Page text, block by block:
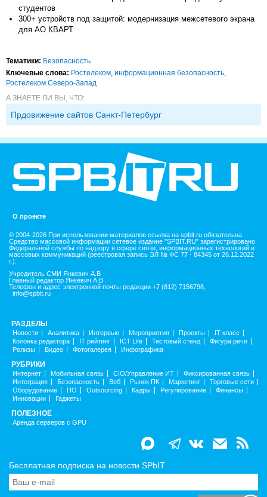
студентов
300+ устройств под защитой: модернизация межсетевого экрана
для АО КВАРТ
Тематики: Безопасность
Ключевые слова: Ростелеком, информационная безопасность,
Ростелеком Северо-Запад
А ЗНАЕТЕ ЛИ ВЫ, ЧТО:
Прдовижение сайтов Санкт-Петербург
О проекте
© 2004-2026 При использовании материалов ссылка на spbit.ru обязательна
Средство массовой информации сетевое издание "SPBIT.RU" зарегистрировано
Федеральной службы по надзору в сфере связи, информационных технологий и
массовых коммуникаций (реестровая запись ЭЛ № ФС 77 - 84345 от 26.12.2022
г.).
Учредитель СМИ Янкевич А.В
Главный редактор Янкевич А.В
Телефон и адрес электронной почты редакции +7 (812) 7156798,
info@spbit.ru
РАЗДЕЛЫ
Новости Аналитика Интервью Мероприятия Проекты
IT класс
Колонка редактора
IT рейтинг ICT Life Тестовый стенд
Фигура речи
Релизы
Видео Фотогалерея Инфографика
РУБРИКИ
Интернет Мобильная связь CIO/Управление ИТ
Фиксированная связь
Интеграция
Безопасность Веб Рынок ПК Маркетинг
Торговые сети
Оборудование
ПО Outsourcing Кадры Регулирование
Финансы
Инновации
Гаджеты
ПОЛЕЗНОЕ
Аренда серверов с GPU
Бесплатная подписка на новости SPbIT